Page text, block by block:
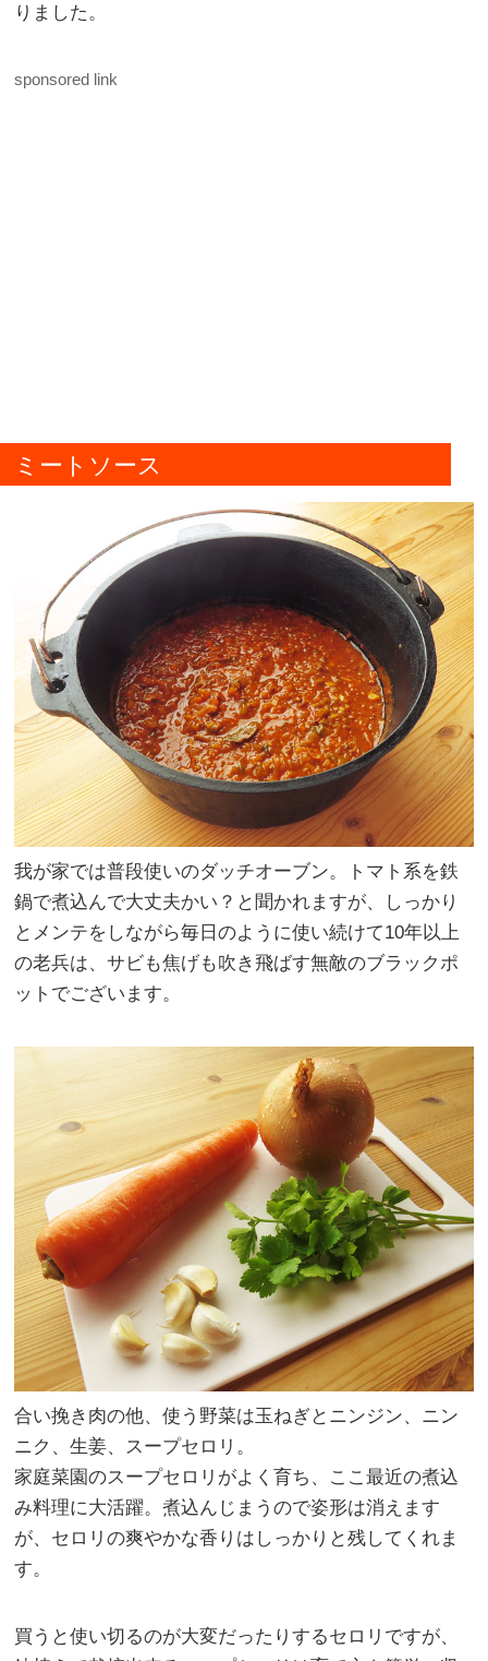
りました。
sponsored link
ミートソース
我が家では普段使いのダッチオーブン。トマト系を鉄
鍋で煮込んで大丈夫かい？と聞かれますが、しっかり
とメンテをしながら毎日のように使い続けて10年以上
の老兵は、サビも焦げも吹き飛ばす無敵のブラックポ
ットでございます。
合い挽き肉の他、使う野菜は玉ねぎとニンジン、ニン
ニク、生姜、スープセロリ。
家庭菜園のスープセロリがよく育ち、ここ最近の煮込
み料理に大活躍。煮込んじまうので姿形は消えます
が、セロリの爽やかな香りはしっかりと残してくれま
す。
買うと使い切るのが大変だったりするセロリですが、